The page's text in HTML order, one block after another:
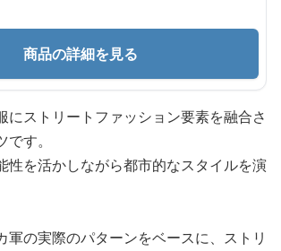
商品の詳細を見る
にストリートファッション要素を融合さ
す。
性を活かしながら都市的なスタイルを演
軍の実際のパターンをベースに、ストリ